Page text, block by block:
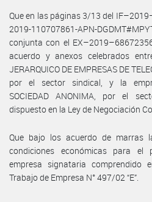
Que en las páginas 3/13 del
2019-110707861-APN-
conjunta con el
acuerdo y anexos celebrados
JERARQUICO DE EMPRESAS DE
por el sector sindical, y la
SOCIEDAD ANONIMA, por el
dispuesto en la Ley de Negociación
Que bajo los acuerdo de marras
condiciones económicas para el
empresa signataria comprendido
Trabajo de Empresa N° 497/02 “E”.